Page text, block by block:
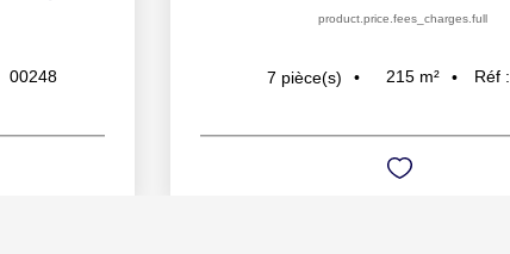
00248
product.price.fees_charges.full
7 pièce(s) 215 m² Réf :